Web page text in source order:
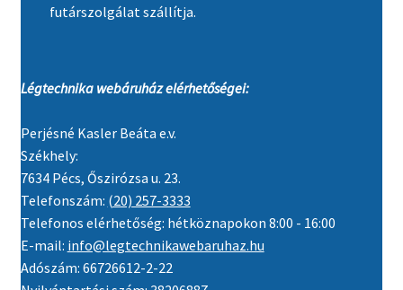
futárszolgálat szállítja.
Légtechnika webáruház elérhetőségei:
Perjésné Kasler Beáta e.v.
Székhely:
7634 Pécs, Őszirózsa u. 23.
Telefonszám: (20) 257-3333
Telefonos elérhetőség: hétköznapokon 8:00 - 16:00
E-mail: info@legtechnikawebaruhaz.hu
Adószám: 66726612-2-22